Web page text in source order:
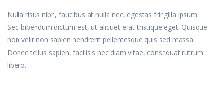
Nulla risus nibh, faucibus at nulla nec, egestas fringilla ipsum.
Sed bibendum dictum est, ut aliquet erat tristique eget. Quisque
non velit non sapien hendrerit pellentesque quis sed massa.
Donec tellus sapien, facilisis nec diam vitae, consequat rutrum
libero.